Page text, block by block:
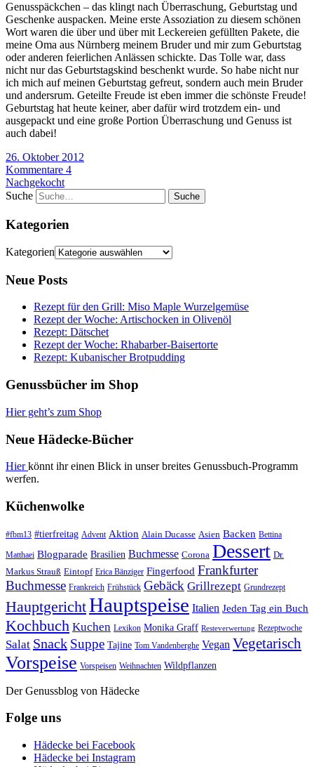
Genusspäckchen – das klingt nach Überraschung, Geburtstag und
Geschenke auspacken. Meine erste Assoziation zu diesem schönen
Wort waren die über und über mit Leckereien gefüllten Pakete, die
meine Oma aus Nürnberg meinem Bruder und mir zum Geburtstag
oder anderen feierlichen Anlässen schickte. Das Tolle war, dass
nicht nur das Geburtstagskind beschenkt wurde. So habe nicht nur
ich mich auf meinen Geburtstag gefreut, sondern auch mein Bruder
und andersrum. Geteilte Freude ist eben immer die schönste Freude!
Geburtstag hat heute keiner, aber dafür wird trotzdem ein- und
ausgepackt und eine große Portion Überraschung und Genuss ist
auch dabei!
26. Oktober 2012
Kommentare 4
Nachgekocht
Suche
Kategorien
Kategorien
Neue Posts
Rezept für den Grill: Miso Maple Wurzelgemüse
Rezept der Woche: Artischocken in Olivenöl
Rezept: Dätschet
Rezept der Woche: Rhabarber-Baisertorte
Rezept: Kubanischer Brotpudding
Genussbücher im Shop
Hier geht’s zum Shop
Neue Hädecke-Bücher
Hierkönnt ihr einen Blick in unser breites Genussbuch-Programm
werfen.
Küchenwolke
#fbm13 #tierfreitag Advent Aktion Alain Ducasse Asien Backen Bettina
Matthaei Blogparade Brasilien Buchmesse Corona Dessert Dr.
Markus Strauß Eintopf Erica Bänziger Fingerfood Frankfurter
Buchmesse Frankreich Frühstück Gebäck Grillrezept Grundrezept
HauptgerichtHauptspeise Italien Jeden Tag ein Buch
Kochbuch Kuchen Lexikon Monika Graff Resteverwertung Rezeptwoche
Salat Snack Suppe Tajine Tom Vandenberghe Vegan Vegetarisch
Vorspeise Vorspeisen Weihnachten Wildpflanzen
Der Genussblog von Hädecke
Folge uns
Hädecke bei Facebook
Hädecke bei Instagram